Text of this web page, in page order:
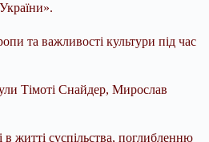
та важливості культури під час
Тімоті Снайдер, Мирослав
в житті суспільства, поглибленню